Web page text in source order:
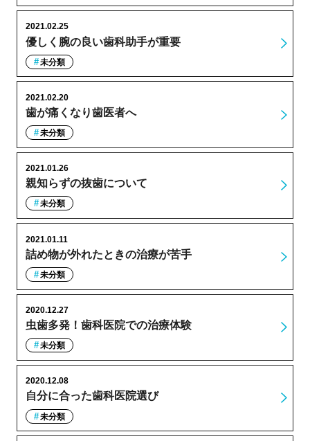
優しく腕の良い歯科助手が重要
2021.02.25
未分類
歯が痛くなり歯医者へ
2021.02.20
未分類
親知らずの抜歯について
2021.01.26
未分類
詰め物が外れたときの治療が苦手
2021.01.11
未分類
虫歯多発！歯科医院での治療体験
2020.12.27
未分類
自分に合った歯科医院選び
2020.12.08
未分類